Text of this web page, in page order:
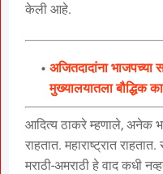
केली आहे.
अजितदादांना
मुख्यालयातला बौद्धिक
आदित्य ठाकरे म्हणाले, अनेक
राहतात. महाराष्ट्रात राहतात.
मराठी-अमराठी हे वाद कधी